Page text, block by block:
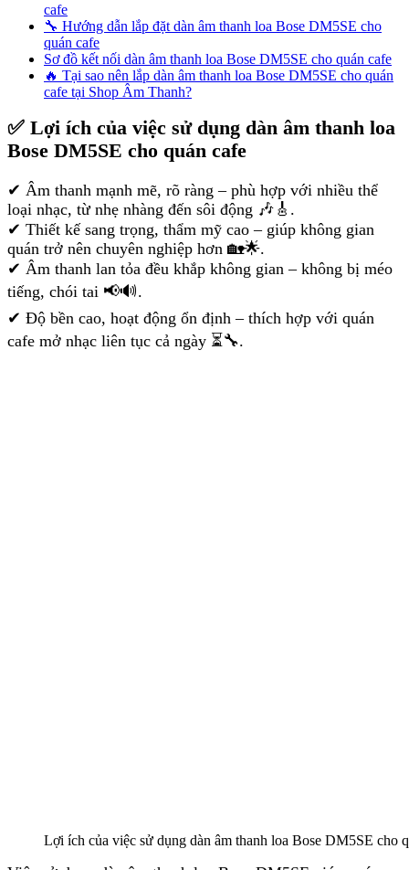
cafe
🔧 Hướng dẫn lắp đặt dàn âm thanh loa Bose DM5SE cho
quán cafe
Sơ đồ kết nối dàn âm thanh loa Bose DM5SE cho quán cafe
🔥 Tại sao nên lắp dàn âm thanh loa Bose DM5SE cho quán
cafe tại Shop Âm Thanh?
✅ Lợi ích của việc sử dụng dàn âm thanh loa
Bose DM5SE cho quán cafe
✔ Âm thanh mạnh mẽ, rõ ràng – phù hợp với nhiều thể
loại nhạc, từ nhẹ nhàng đến sôi động 🎶🎸.
✔ Thiết kế sang trọng, thẩm mỹ cao – giúp không gian
quán trở nên chuyên nghiệp hơn 🏡🌟.
✔ Âm thanh lan tỏa đều khắp không gian – không bị méo
tiếng, chói tai 📢🔊.
✔ Độ bền cao, hoạt động ổn định – thích hợp với quán
cafe mở nhạc liên tục cả ngày ⏳🔧.
Lợi ích của việc sử dụng dàn âm thanh loa Bose DM5SE cho